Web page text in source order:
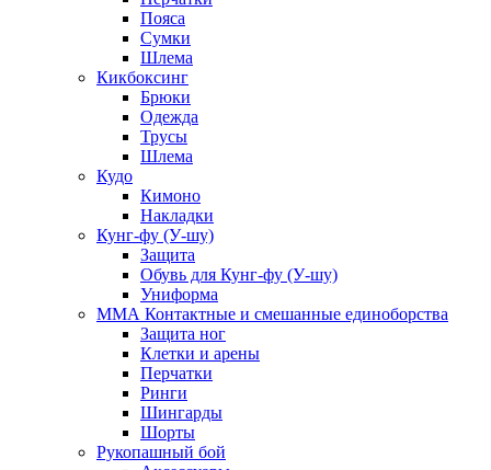
Пояса
Сумки
Шлема
Кикбоксинг
Брюки
Одежда
Трусы
Шлема
Кудо
Кимоно
Накладки
Кунг-фу (У-шу)
Защита
Обувь для Кунг-фу (У-шу)
Униформа
ММА Контактные и смешанные единоборства
Защита ног
Клетки и арены
Перчатки
Ринги
Шингарды
Шорты
Рукопашный бой